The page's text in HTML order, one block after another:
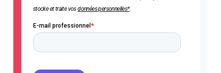
stocke et traite vosdonnées personnelles*.